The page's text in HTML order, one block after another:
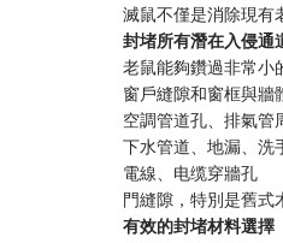
滅鼠不僅是消除現有
封堵所有潛在入侵通
老鼠能夠鑽過非常小
窗戶縫隙和窗框與牆
空調管道孔、排氣管
下水管道、地漏、洗
電線、电缆穿牆孔
門縫隙，特別是舊式
​有效的封堵材料選擇​